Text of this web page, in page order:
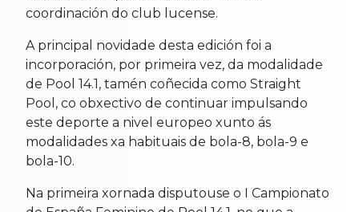
coordinación do club lucense.
A principal novidade desta edición foi a
incorporación, por primeira vez, da modalidade
de Pool 14.1, tamén coñecida como Straight
Pool, co obxectivo de continuar impulsando
este deporte a nivel europeo xunto ás
modalidades xa habituais de bola-8, bola-9 e
bola-10.
Na primeira xornada disputouse o I Campionato